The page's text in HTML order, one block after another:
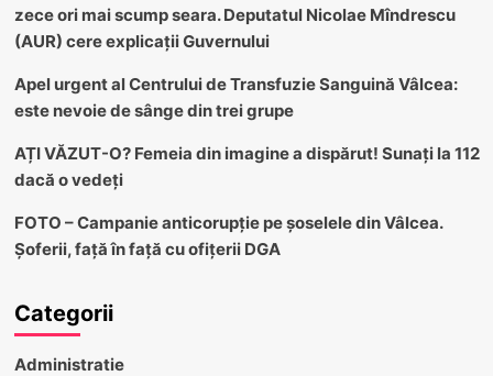
zece ori mai scump seara. Deputatul Nicolae Mîndrescu
(AUR) cere explicații Guvernului
Apel urgent al Centrului de Transfuzie Sanguină Vâlcea:
este nevoie de sânge din trei grupe
AȚI VĂZUT-O? Femeia din imagine a dispărut! Sunați la 112
dacă o vedeți
FOTO – Campanie anticorupție pe șoselele din Vâlcea.
Șoferii, față în față cu ofițerii DGA
Categorii
Administratie